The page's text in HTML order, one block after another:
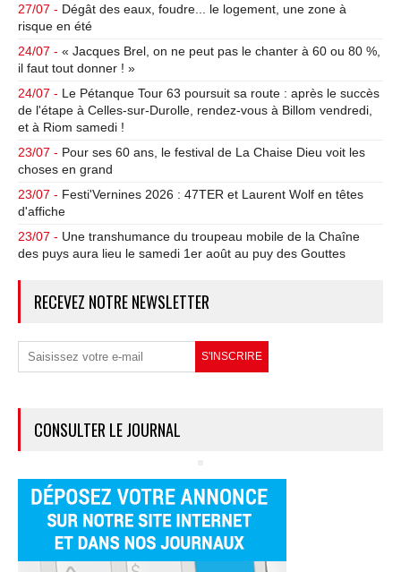
27/07 - Dégât des eaux, foudre... le logement, une zone à
risque en été
24/07 - « Jacques Brel, on ne peut pas le chanter à 60 ou 80 %,
il faut tout donner ! »
24/07 - Le Pétanque Tour 63 poursuit sa route : après le succès
de l'étape à Celles-sur-Durolle, rendez-vous à Billom vendredi,
et à Riom samedi !
23/07 - Pour ses 60 ans, le festival de La Chaise Dieu voit les
choses en grand
23/07 - Festi'Vernines 2026 : 47TER et Laurent Wolf en têtes
d'affiche
23/07 - Une transhumance du troupeau mobile de la Chaîne
des puys aura lieu le samedi 1er août au puy des Gouttes
RECEVEZ NOTRE NEWSLETTER
CONSULTER LE JOURNAL